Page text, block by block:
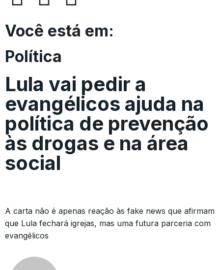
Você está em:
Política
Lula vai pedir a
evangélicos ajuda na
política de prevenção
às drogas e na área
social
A carta não é apenas reação às fake news que afirmam
que Lula fechará igrejas, mas uma futura parceria com
evangélicos